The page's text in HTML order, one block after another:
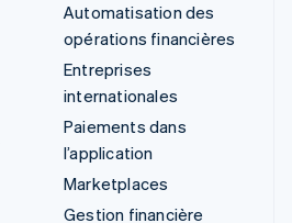
Automatisation des
opérations financières
Entreprises
internationales
Paiements dans
l’application
Marketplaces
Gestion financière